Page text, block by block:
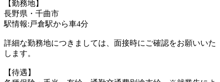
【勤務地】
長野県・千曲市
駅情報:戸倉駅から車4分
詳細な勤務地につきましては、面接時にご確認をお願いいた
します。
【待遇】